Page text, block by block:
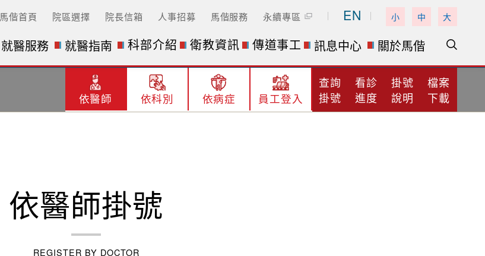
馬偕首頁 院區選擇 院長信箱 人事招募 馬偕服務 永續專區 EN 小 中 大
就醫服務 就醫指南 科部介紹 衛教資訊 傳道事工 訊息中心 關於馬偕
依醫師 依科別 依病症 員工登入
查詢
掛號
看診
進度
掛號
說明
檔案
下載
依醫師掛號
REGISTER BY DOCTOR